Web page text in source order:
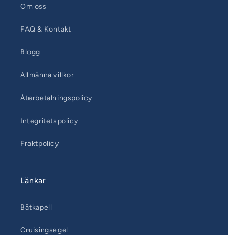
Om oss
FAQ & Kontakt
Blogg
Allmänna villkor
Återbetalningspolicy
Integritetspolicy
Fraktpolicy
Länkar
Båtkapell
Cruisingsegel